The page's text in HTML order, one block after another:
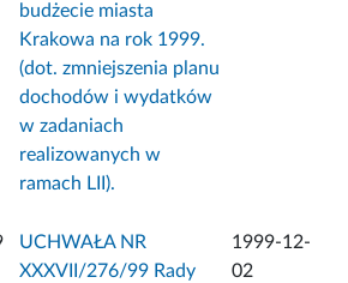
budżecie miasta
Krakowa na rok 1999.
(dot. zmniejszenia planu
dochodów i wydatków
w zadaniach
realizowanych w
ramach LII).
UCHWAŁA NR
XXXVII/276/99 Rady
1999-12-
02